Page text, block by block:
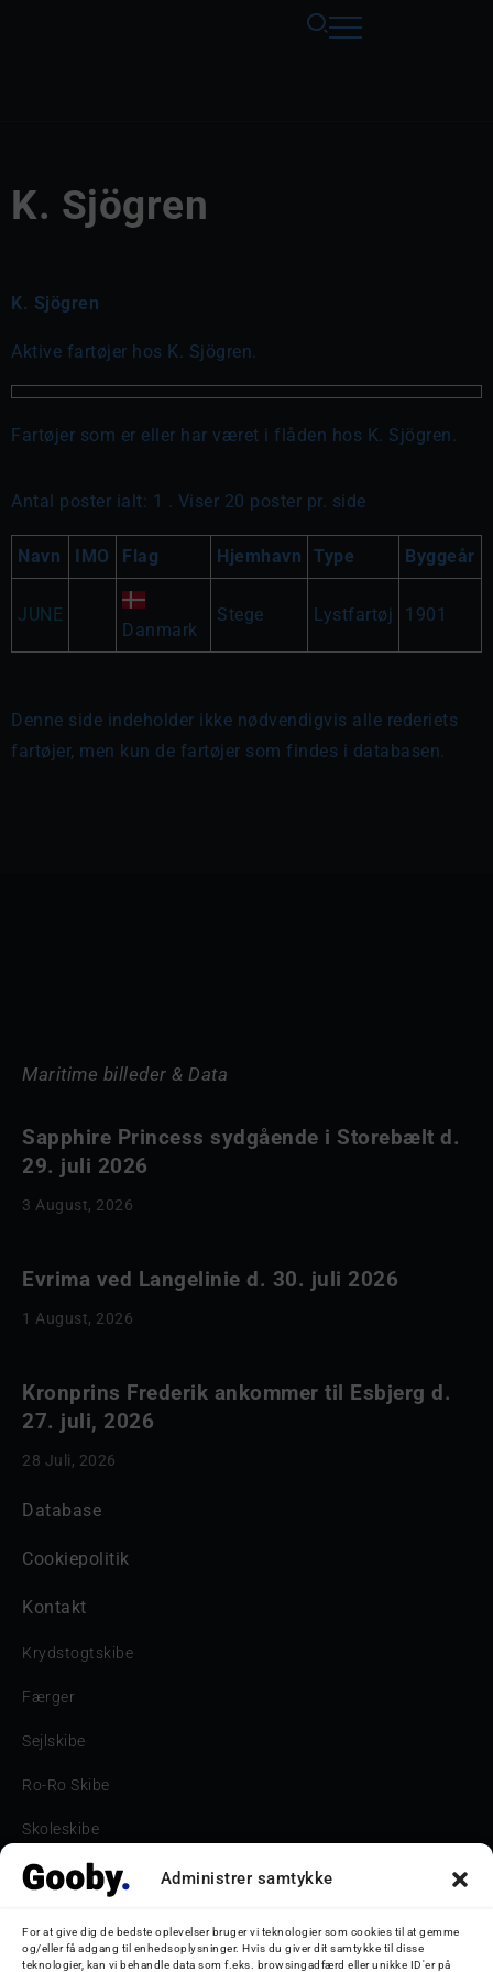
Administrer samtykke
For at give dig de bedste oplevelser bruger vi teknologier som cookies til at gemme
og/eller få adgang til enhedsoplysninger. Hvis du giver dit samtykke til disse
teknologier, kan vi behandle data som f.eks. browsingadfærd eller unikke ID'er på
K. Sjögren
K. Sjögren
Aktive fartøjer hos K. Sjögren.
Fartøjer som er eller har været i flåden hos K. Sjögren.
Antal poster ialt: 1 . Viser 20 poster pr. side
Navn IMO Flag Hjemhavn Type Byggeår
JUNE
Danmark
Stege Lystfartøj 1901
Denne side indeholder ikke nødvendigvis alle rederiets
fartøjer, men kun de fartøjer som findes i databasen.
Maritime billeder & Data
Sapphire Princess sydgående i Storebælt d.
29. juli 2026
3 August, 2026
Evrima ved Langelinie d. 30. juli 2026
1 August, 2026
Kronprins Frederik ankommer til Esbjerg d.
27. juli, 2026
28 Juli, 2026
Database
Cookiepolitik
Kontakt
Krydstogtskibe
Færger
Sejlskibe
Ro-Ro Skibe
Skoleskibe
Havne & Turbåde samt restaurantionsskibe
Bilskib